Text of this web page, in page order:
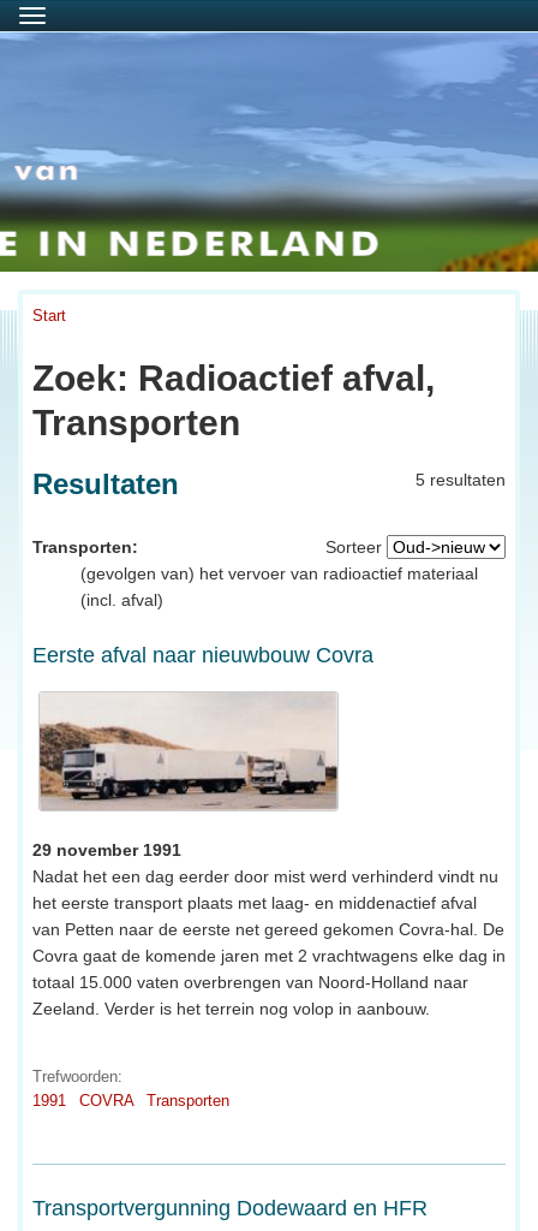
Menu
Start
Zoek: Radioactief afval,
Transporten
5 resultaten
Resultaten
Sorteer
Transporten:
(gevolgen van) het vervoer van radioactief materiaal
(incl. afval)
Eerste afval naar nieuwbouw Covra
29 november 1991
Nadat het een dag eerder door mist werd verhinderd vindt nu
het eerste transport plaats met laag- en middenactief afval
van Petten naar de eerste net gereed gekomen Covra-hal. De
Covra gaat de komende jaren met 2 vrachtwagens elke dag in
totaal 15.000 vaten overbrengen van Noord-Holland naar
Zeeland. Verder is het terrein nog volop in aanbouw.
Trefwoorden:
1991
COVRA Transporten
Transportvergunning Dodewaard en HFR